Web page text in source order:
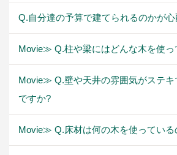
Q.自分達の予算で建てられるのかが心
Movie≫ Q.柱や梁にはどんな木を使っ
Movie≫ Q.壁や天井の雰囲気がステキ
ですか?
Movie≫ Q.床材は何の木を使っている